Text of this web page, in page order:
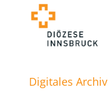
Digitales Archiv